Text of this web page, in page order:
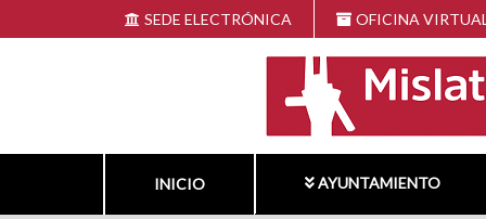
al
SEDE ELECTRÓNICA OFICINA
INICIO AYUNTAMIENTO